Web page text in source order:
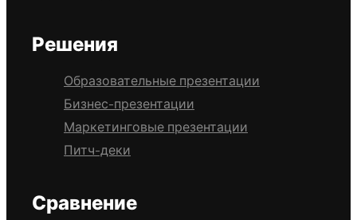
Решения
Образовательные презентации
Бизнес-презентации
Маркетинговые презентации
Питч-деки
Сравнение